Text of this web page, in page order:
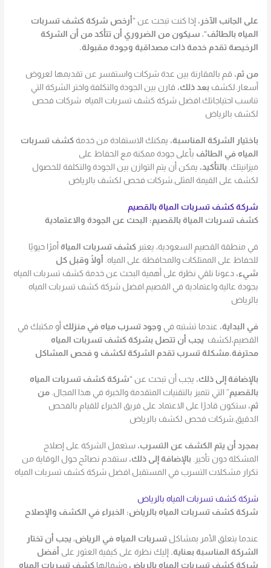
على الجانب الآخر، إذا كنت تبحث عن “أرخص شركة كشف تسربات
المياه بالطائف“، سيكون من الضروري أن تتأكد من أن الشركة
الرخيصة تقدم خدمة ذات مصداقية وجودة مقبولة.
من ثم، قم بالمقارنة بين عدة شركات واستفسر عن تقديمها لعروض
أسعار.لكشف بعد ذلك، قارن بين الجودة والتكلفة واختر الشركة التي
تناسب احتياجاتك.افضل شركة كشف تسربات المياه شركات فحص
لكشف بالرياض
باختيار الشركة المناسبة، يمكنك الاستفادة من خدمةكشف تسربات
المياه في الطائف بأعلى جودة ممكنة مع الحفاظ على
ميزانيتك. بالتأكيد، يمكن أن يتم التوازن بين الجودة والتكلفة للحصول
لكشف على القيمة المثلى.شركات فحص لكشف بالرياض
شركة كشف تسربات المياة بالقصيم
كشف تسربات المياة بالقصيم: البحث عن الجودة والاعتمادية
في منطقة القصيم السعودية، يعتبركشف تسربات المياة أمرًا حيويًا
للحفاظ على الممتلكات والمحافظة على المياه. أولًا وقبل كل
شيء، دعونا نلقي نظرة على أهمية البحث عن خدمة كشف تسربات المياه
بجودة عالية واعتمادية في القصيم.افضل شركة كشف تسربات المياه
بالرياض
في البداية، عندما تشتبه في وجود تسرب مياه في منزلك أو مكتبك في
القصيم،لكشف يجب أن تتصل بشركة كشف تسربات المياه
محترفة.مشكلة تسرب تقدم الشركة لكشف و فحص المشاكل
بالإضافة إلى ذلك، يجب أن تبحث عن “شركة كشف تسربات المياه
بالقصيم” التي تتميز بالتقنيات المتقدمة والخبرة في هذا المجال.من
ثم، ستكون قادرًا على الاعتماد على فريق الخبراء للقيام بالفحص
الدقيق.شركات فحص لكشف بالرياض
بمجرد أن يتم الكشف عن التسرب، ستعمل الشركة على إصلاح
المشكلة دون تأخير. بالإضافة إلى ذلك، ستقدم نصائح حول الوقاية من
تكرار مشكلات التسرب في المستقبل.افضل شركة كشف تسربات المياه
شركة كشف تسربات المياه بالرياض
شركة كشف تسربات المياه بالرياض: الخبراء في الكشف والإصلاح
عندما يتعلق الأمر بمشاكلتسربات المياه في الرياض، يجب أن تختار
الشركة المناسبة بعناية. إليك نظرة على كيفية العثور على أفضل
شركة كشف تسربات المياه بالرياض وشمالها.كشف تسربات المياه